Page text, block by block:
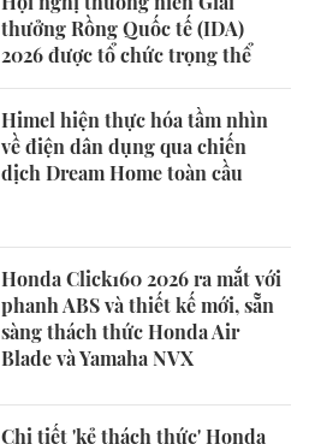
thưởng Rồng Quốc tế (IDA)
2026 được tổ chức trọng thể
Himel hiện thực hóa tầm nhìn
về điện dân dụng qua chiến
dịch Dream Home toàn cầu
Honda Click160 2026 ra mắt với
phanh ABS và thiết kế mới, sẵn
sàng thách thức Honda Air
Blade và Yamaha NVX
Chi tiết 'kẻ thách thức' Honda